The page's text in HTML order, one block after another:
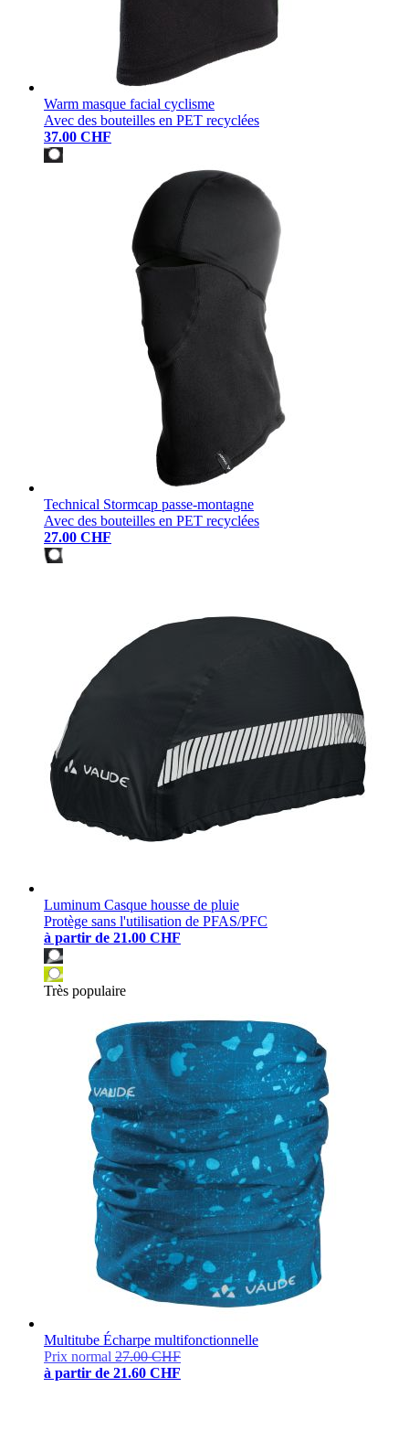
Warm masque facial cyclisme
Avec des bouteilles en PET recyclées
37.00 CHF
Technical Stormcap passe-montagne
Avec des bouteilles en PET recyclées
27.00 CHF
Luminum Casque housse de pluie
Protège sans l'utilisation de PFAS/PFC
à partir de 21.00 CHF
Très populaire
Multitube Écharpe multifonctionnelle
Prix normal 27.00 CHF
à partir de 21.60 CHF